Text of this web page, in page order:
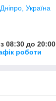
Україна
08:30 до 20:00
роботи